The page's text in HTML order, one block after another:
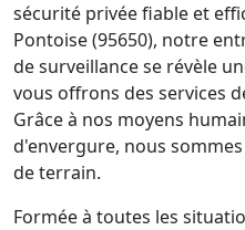
sécurité privée fiable et
Pontoise (95650), notre
de surveillance se révèle
vous offrons des services
Grâce à nos moyens
d'envergure, nous
de terrain.
Formée à toutes les